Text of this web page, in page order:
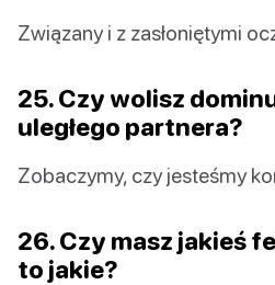
Związany i z zasłoniętymi
25. Czy wolisz
uległego partnera?
Zobaczymy, czy jesteśmy
26. Czy masz jakieś
to jakie?